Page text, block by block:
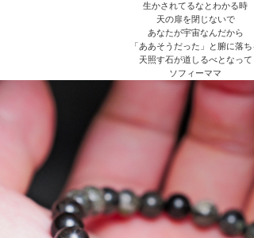
生かされてるなとわかる時
天の扉を閉じないで
あなたが宇宙なんだから
「ああそうだった」と腑に落ち
天照す石が道しるべとなって
ソフィーママ